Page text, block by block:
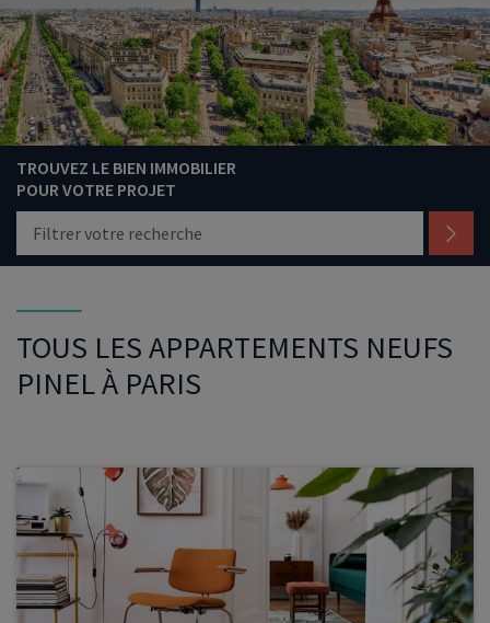
TROUVEZ LE BIEN IMMOBILIER
POUR VOTRE PROJET
Filtrer votre recherche
TOUS LES APPARTEMENTS NEUFS
PINEL À PARIS